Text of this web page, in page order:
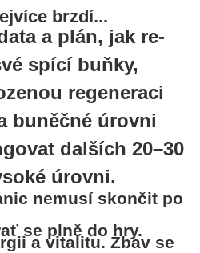
brzdí...
a plán, jak re-
spící buňky,
regeneraci
buněčné úrovni
dalších 20–30
úrovni.
nemusí skončit po
se plně do hry.
a vitalitu. Zbav se